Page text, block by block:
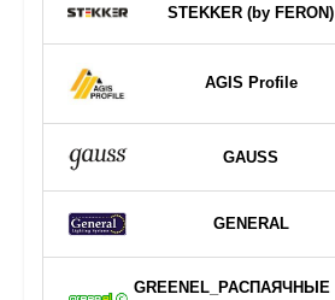
STEKKER (by FERON)
AGIS Profile
GAUSS
GENERAL
GREENEL_РАСПАЯЧНЫЕ